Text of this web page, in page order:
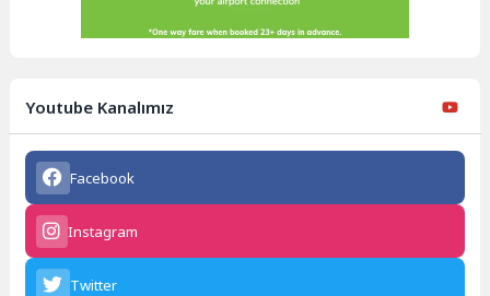
Youtube Kanalımız
Facebook
Instagram
Twitter